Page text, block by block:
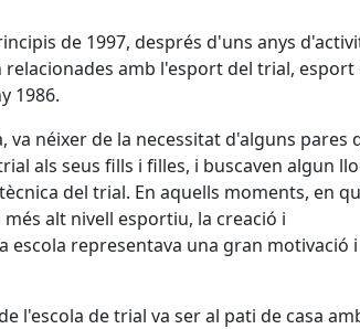
de 1997, després d'uns anys
relacionades amb l'esport del trial, esport
1986.
va néixer de la necessitat d'alguns pares
als seus fills i filles, i buscaven algun
del trial. En aquells moments, en
més alt nivell esportiu, la creació i
escola representava una gran motivació
l'escola de trial va ser al pati de casa